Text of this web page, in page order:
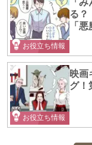
お役立ち情報
る？
「
お役立ち情報
映画
グ！